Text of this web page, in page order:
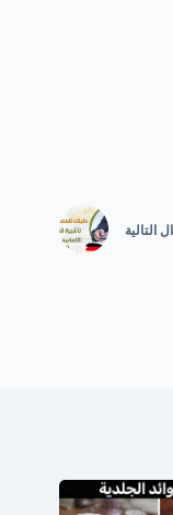
ال التالية